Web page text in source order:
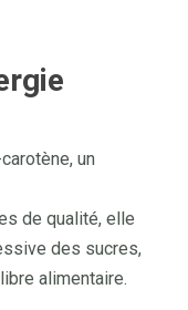
un
de qualité, elle
des sucres,
alimentaire.